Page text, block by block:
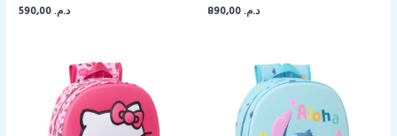
د.م. د.م.